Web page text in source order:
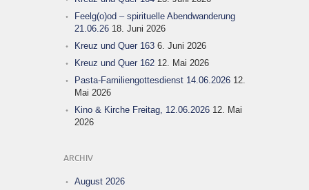
Feelg(o)od – spirituelle Abendwanderung
21.06.26 18. Juni 2026
Kreuz und Quer 163 6. Juni 2026
Kreuz und Quer 162 12. Mai 2026
Pasta-Familiengottesdienst 14.06.2026 12.
Mai 2026
Kino & Kirche Freitag, 12.06.2026 12. Mai
2026
ARCHIV
August 2026